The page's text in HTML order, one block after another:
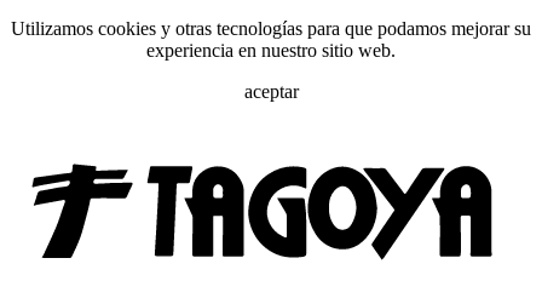
Utilizamos cookies y otras tecnologías para que podamos mejorar su
experiencia en nuestro sitio web.
aceptar